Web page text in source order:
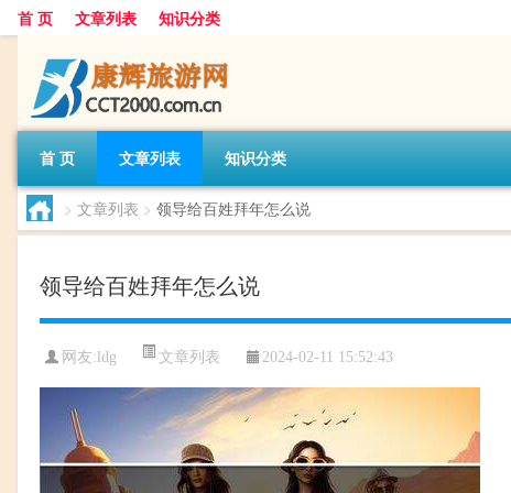
首 页 文章列表 知识分类
首 页 文章列表 知识分类
> 文章列表 > 领导给百姓拜年怎么说
领导给百姓拜年怎么说
网友: ldg 文章列表 2024-02-11 15:52:43